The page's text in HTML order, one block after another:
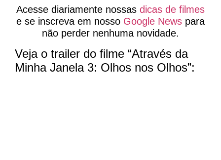
Acesse diariamente nossas dicas de filmes
e se inscreva em nosso Google News para
não perder nenhuma novidade.
Veja o trailer do filme “Através da
Minha Janela 3: Olhos nos Olhos”: